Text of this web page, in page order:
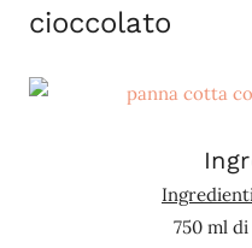
cioccolato
750 ml